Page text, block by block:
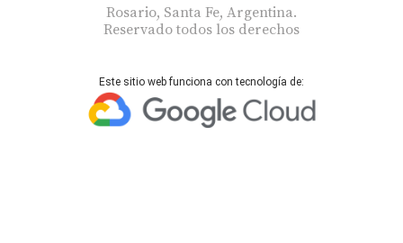
Rosario, Santa Fe, Argentina.
Reservado todos los derechos
Este sitio web funciona con tecnología de: